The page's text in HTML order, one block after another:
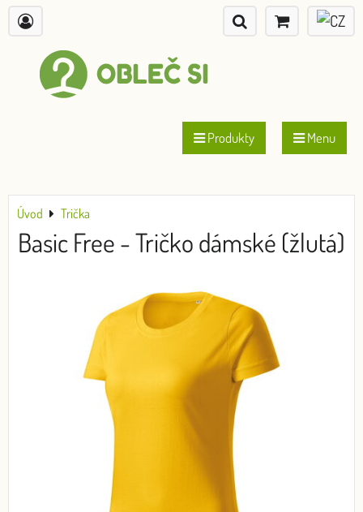
Produkty Menu
Úvod Trička
Basic Free - Tričko dámské (žlutá)